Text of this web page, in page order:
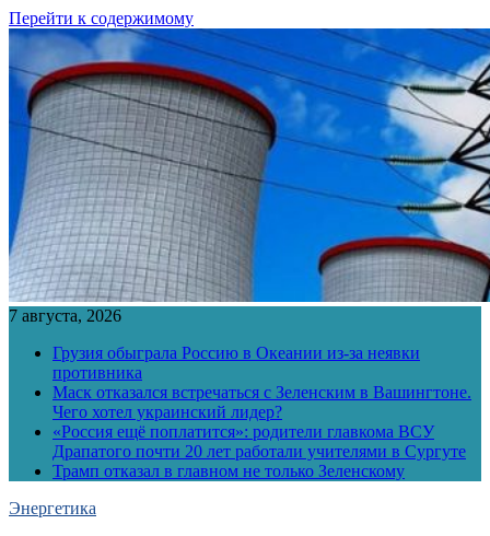
Перейти к содержимому
7 августа, 2026
Грузия обыграла Россию в Океании из-за неявки
противника
Маск отказался встречаться с Зеленским в Вашингтоне.
Чего хотел украинский лидер?
«Россия ещё поплатится»: родители главкома ВСУ
Драпатого почти 20 лет работали учителями в Сургуте
Трамп отказал в главном не только Зеленскому
Энергетика